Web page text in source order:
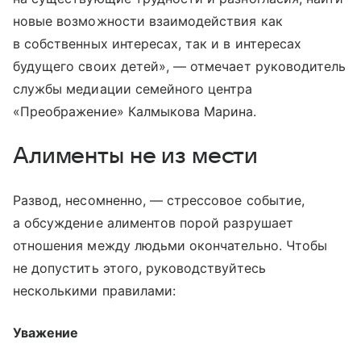
новые возможности взаимодействия как
в собственных интересах, так и в интересах
будущего своих детей», — отмечает руководитель
службы медиации семейного центра
«Преображение» Калмыкова Марина.
Алименты не из мести
Развод, несомненно, — стрессовое событие,
а обсуждение алиментов порой разрушает
отношения между людьми окончательно. Чтобы
не допустить этого, руководствуйтесь
несколькими правилами:
Уважение